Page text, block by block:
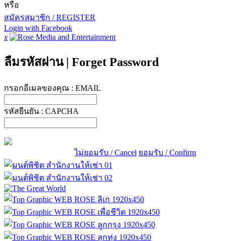
หรือ
สมัครสมาชิก / REGISTER
Login with Facebook
x
ลืมรหัสผ่าน | Forget Password
กรอกอีเมลของคุณ : EMAIL
รหัสยืนยัน : CAPCHA
ไม่ยอมรับ / Cancel ยอมรับ / Confirm